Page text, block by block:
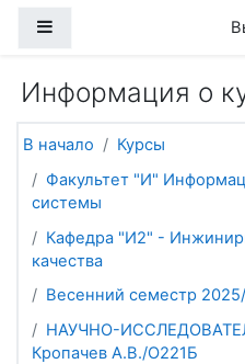
Информация о
В начало
Курсы
Факультет "И"
системы
Кафедра "И2" -
качества
Весенний семестр
НАУЧНО-
Кропачев А.В./О221Б